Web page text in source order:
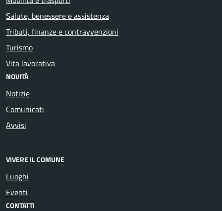
Salute, benessere e assistenza
Tributi, finanze e contravvenzioni
Turismo
Vita lavorativa
NOVITÀ
Notizie
Comunicati
Avvisi
VIVERE IL COMUNE
Luoghi
Eventi
CONTATTI